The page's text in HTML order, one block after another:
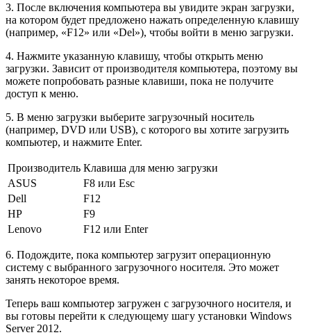
3. После включения компьютера вы увидите экран загрузки,
на котором будет предложено нажать определенную клавишу
(например, «F12» или «Del»), чтобы войти в меню загрузки.
4. Нажмите указанную клавишу, чтобы открыть меню
загрузки. Зависит от производителя компьютера, поэтому вы
можете попробовать разные клавиши, пока не получите
доступ к меню.
5. В меню загрузки выберите загрузочный носитель
(например, DVD или USB), с которого вы хотите загрузить
компьютер, и нажмите Enter.
Производитель Клавиша для меню загрузки
ASUS
F8 или Esc
Dell
F12
HP
F9
Lenovo
F12 или Enter
6. Подождите, пока компьютер загрузит операционную
систему с выбранного загрузочного носителя. Это может
занять некоторое время.
Теперь ваш компьютер загружен с загрузочного носителя, и
вы готовы перейти к следующему шагу установки Windows
Server 2012.